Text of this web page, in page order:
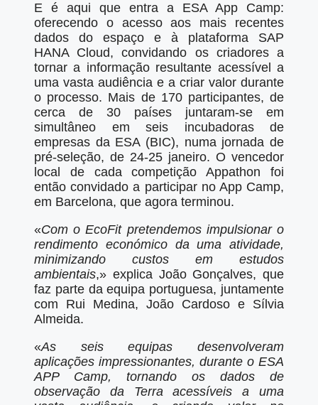
E é aqui que entra a ESA App Camp:
oferecendo o acesso aos mais recentes
dados do espaço e à plataforma SAP
HANA Cloud, convidando os criadores a
tornar a informação resultante acessível a
uma vasta audiência e a criar valor durante
o processo. Mais de 170 participantes, de
cerca de 30 países juntaram-se em
simultâneo em seis incubadoras de
empresas da ESA (BIC), numa jornada de
pré-seleção, de 24-25 janeiro. O vencedor
local de cada competição Appathon foi
então convidado a participar no App Camp,
em Barcelona, que agora terminou.
«Com o EcoFit pretendemos impulsionar o
rendimento económico da uma atividade,
minimizando custos em estudos
ambientais,» explica João Gonçalves, que
faz parte da equipa portuguesa, juntamente
com Rui Medina, João Cardoso e Sílvia
Almeida.
«As seis equipas desenvolveram
aplicações impressionantes, durante o ESA
APP Camp, tornando os dados de
observação da Terra acessíveis a uma